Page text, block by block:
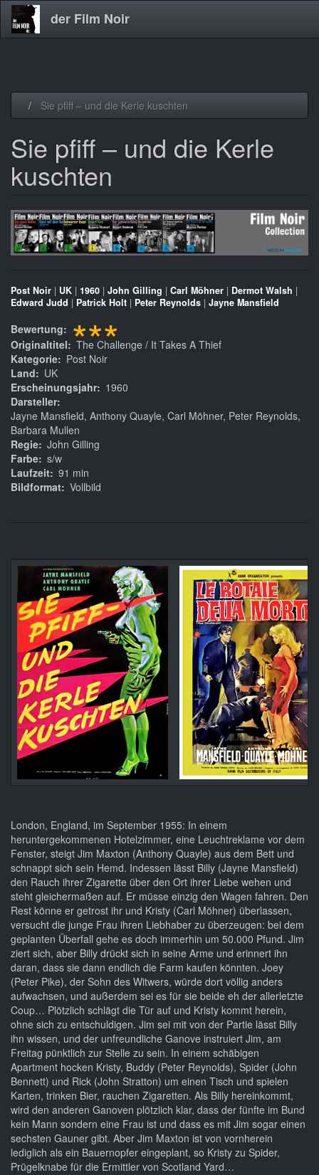
der Film Noir
Sie pfiff – und die Kerle kuschten
Sie pfiff – und die Kerle
kuschten
Post Noir | UK | 1960 | John Gilling | Carl Möhner | Dermot Walsh |
Edward Judd | Patrick Holt | Peter Reynolds | Jayne Mansfield
Bewertung ***
Originaltitel
The Challenge / It Takes A Thief
Kategorie
Post Noir
Land
UK
Erscheinungsjahr
1960
Darsteller
Jayne Mansfield, Anthony Quayle, Carl Möhner, Peter Reynolds,
Barbara Mullen
Regie John Gilling
Farbe s/w
Laufzeit 91 min
Bildformat Vollbild
London, England, im September 1955: In einem
heruntergekommenen Hotelzimmer, eine Leuchtreklame vor dem
Fenster, steigt Jim Maxton (Anthony Quayle) aus dem Bett und
schnappt sich sein Hemd. Indessen lässt Billy (Jayne Mansfield)
den Rauch ihrer Zigarette über den Ort ihrer Liebe wehen und
steht gleichermaßen auf. Er müsse einzig den Wagen fahren. Den
Rest könne er getrost ihr und Kristy (Carl Möhner) überlassen,
versucht die junge Frau ihren Liebhaber zu überzeugen: bei dem
geplanten Überfall gehe es doch immerhin um 50.000 Pfund. Jim
ziert sich, aber Billy drückt sich in seine Arme und erinnert ihn
daran, dass sie dann endlich die Farm kaufen könnten. Joey
(Peter Pike), der Sohn des Witwers, würde dort völlig anders
aufwachsen, und außerdem sei es für sie beide eh der allerletzte
Coup… Plötzlich schlägt die Tür auf und Kristy kommt herein,
ohne sich zu entschuldigen. Jim sei mit von der Partie lässt Billy
ihn wissen, und der unfreundliche Ganove instruiert Jim, am
Freitag pünktlich zur Stelle zu sein. In einem schäbigen
Apartment hocken Kristy, Buddy (Peter Reynolds), Spider (John
Bennett) und Rick (John Stratton) um einen Tisch und spielen
Karten, trinken Bier, rauchen Zigaretten. Als Billy hereinkommt,
wird den anderen Ganoven plötzlich klar, dass der fünfte im Bund
kein Mann sondern eine Frau ist und dass es mit Jim sogar einen
sechsten Gauner gibt. Aber Jim Maxton ist von vornherein
lediglich als ein Bauernopfer eingeplant, so Kristy zu Spider,
Prügelknabe für die Ermittler von Scotland Yard…